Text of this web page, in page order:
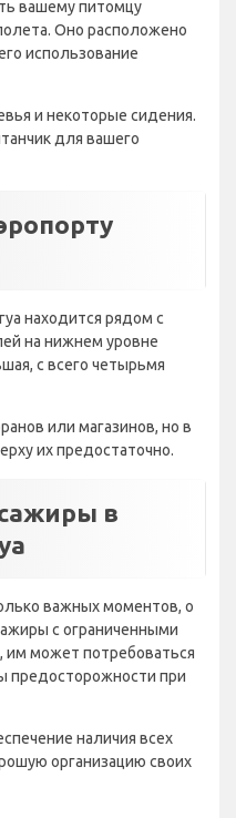
вашему питомцу
Оно расположено
использование
и некоторые сидения.
для вашего
находится рядом с
на нижнем уровне
с всего четырьмя
или магазинов, но в
их предостаточно.
в
важных моментов, о
с ограниченными
может потребоваться
предосторожности при
наличия всех
организацию своих